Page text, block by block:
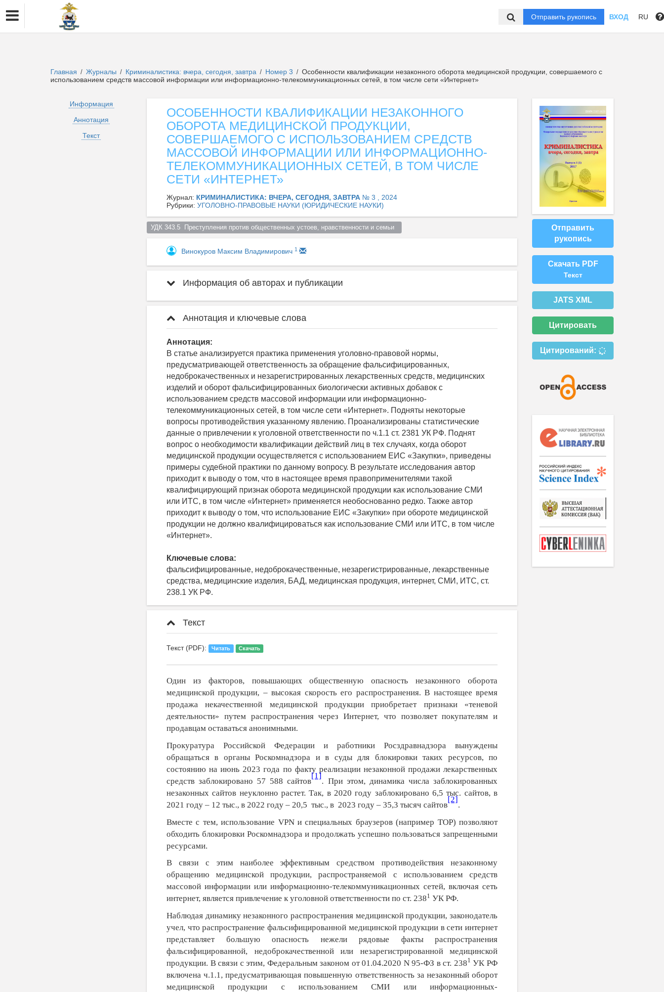
Отправить рукопись ВХОД RU
Главная / Журналы / Криминалистика: вчера, сегодня, завтра / Номер 3 / Особенности квалификации незаконного оборота медицинской продукции, совершаемого с
использованием средств массовой информации или информационно-телекоммуникационных сетей, в том числе сети «Интернет»
Информация
Аннотация
Текст
ОСОБЕННОСТИ КВАЛИФИКАЦИИ НЕЗАКОННОГО
ОБОРОТА МЕДИЦИНСКОЙ ПРОДУКЦИИ,
СОВЕРШАЕМОГО С ИСПОЛЬЗОВАНИЕМ СРЕДСТВ
МАССОВОЙ ИНФОРМАЦИИ ИЛИ ИНФОРМАЦИОННО-
ТЕЛЕКОММУНИКАЦИОННЫХ СЕТЕЙ, В ТОМ ЧИСЛЕ
СЕТИ «ИНТЕРНЕТ»
Журнал: КРИМИНАЛИСТИКА: ВЧЕРА, СЕГОДНЯ, ЗАВТРА № 3 , 2024
Рубрики: УГОЛОВНО-ПРАВОВЫЕ НАУКИ (ЮРИДИЧЕСКИЕ НАУКИ)
УДК 343.5  Преступления против общественных устоев, нравственности и семьи
Винокуров Максим Владимирович 1
Информация об авторах и публикации
Аннотация и ключевые слова
Аннотация:
В статье анализируется практика применения уголовно-правовой нормы,
предусматривающей ответственность за обращение фальсифицированных,
недоброкачественных и незарегистрированных лекарственных средств, медицинских
изделий и оборот фальсифицированных биологически активных добавок с
использованием средств массовой информации или информационно-
телекоммуникационных сетей, в том числе сети «Интернет». Подняты некоторые
вопросы противодействия указанному явлению. Проанализированы статистические
данные о привлечении к уголовной ответственности по ч.1.1 ст. 2381 УК РФ. Поднят
вопрос о необходимости квалификации действий лиц в тех случаях, когда оборот
медицинской продукции осуществляется с использованием ЕИС «Закупки», приведены
примеры судебной практики по данному вопросу. В результате исследования автор
приходит к выводу о том, что в настоящее время правоприменителями такой
квалифицирующий признак оборота медицинской продукции как использование СМИ
или ИТС, в том числе «Интернет» применяется необоснованно редко. Также автор
приходит к выводу о том, что использование ЕИС «Закупки» при обороте медицинской
продукции не должно квалифицироваться как использование СМИ или ИТС, в том числе
«Интернет».
Ключевые слова:
фальсифицированные, недоброкачественные, незарегистрированные, лекарственные
средства, медицинские изделия, БАД, медицинская продукция, интернет, СМИ, ИТС, ст.
238.1 УК РФ.
Текст
Текст (PDF): Читать Скачать
Один из факторов, повышающих общественную опасность незаконного оборота
медицинской продукции, – высокая скорость его распространения.В настоящее время
продажа некачественной медицинской продукции приобретает признаки «теневой
деятельности» путем распространения через Интернет, что позволяет покупателям и
продавцам оставаться анонимными.
Прокуратура Российской Федерации и работники Росздравнадзора вынуждены
обращаться в органы Роскомнадзора и в суды для блокировки таких ресурсов, по
состоянию на июнь 2023 года по факту реализации незаконной продажи лекарственных
средств заблокировано 57 588 сайтов
[1]
. При этом, динамика числа заблокированных
незаконных сайтов неуклонно растет. Так, в 2020 году заблокировано 6,5 тыс. сайтов, в
2021 году – 12 тыс., в 2022 году – 20,5 тыс., в 2023 году – 35,3 тысяч сайтов
[2]
.
Вместе с тем, использование VPNи специальных браузеров (например ТОР) позволяют
обходить блокировки Роскомнадзора и продолжать успешно пользоваться запрещенными
ресурсами.
В связи с этим наиболее эффективным средством противодействия незаконному
обращению медицинской продукции, распространяемой с использованием средств
массовой информации или информационно-телекоммуникационных сетей, включая сеть
интернет, является привлечение к уголовной ответственности по ст. 2381 УК РФ.
Наблюдая динамику незаконного распространения медицинской продукции, законодатель
учел, что распространение фальсифицированной медицинской продукции в сети интернет
представляет большую опасность нежели рядовые факты распространения
фальсифицированной, недоброкачественной или незарегистрированной медицинской
продукции. В связи с этим, Федеральным законом от 01.04.2020 N 95-ФЗ в ст. 2381 УК РФ
включена ч.1.1, предусматривающая повышенную ответственность за незаконный оборот
медицинской продукции с использованием СМИ или информационных-
Отправить
рукопись
Скачать PDF
Текст
JATS XML
Цитировать
Цитирований: